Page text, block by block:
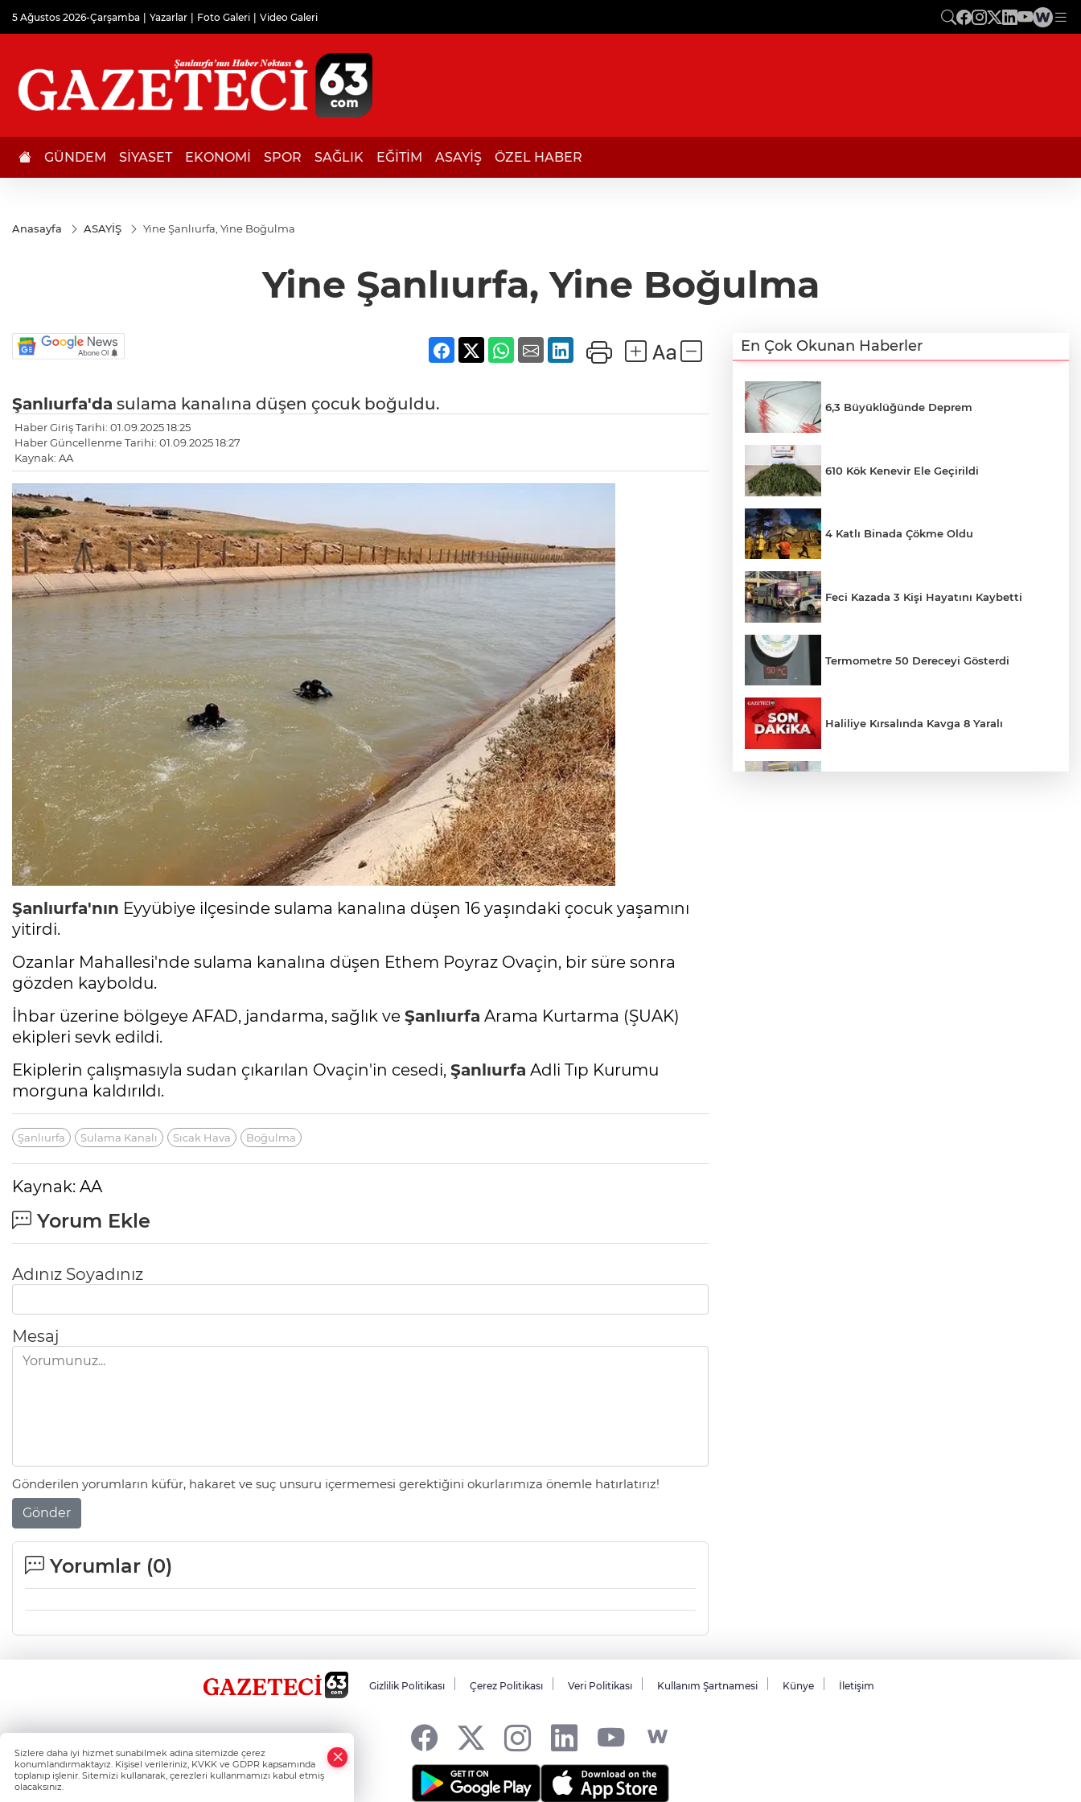
5 Ağustos 2026-Çarşamba Yazarlar Foto Galeri Video Galeri
GÜNDEM SİYASET EKONOMİ SPOR SAĞLIK EĞİTİM ASAYİŞ ÖZEL HABER
Anasayfa ASAYİŞ Yine Şanlıurfa, Yine Boğulma
Yine Şanlıurfa, Yine Boğulma
Şanlıurfa'da sulama kanalına düşen çocuk boğuldu.
Haber Giriş Tarihi: 01.09.2025 18:25
Haber Güncellenme Tarihi: 01.09.2025 18:27
Kaynak: AA
Şanlıurfa'nın Eyyübiye ilçesinde sulama kanalına düşen 16 yaşındaki çocuk yaşamını
yitirdi.
Ozanlar Mahallesi'nde sulama kanalına düşen Ethem Poyraz Ovaçin, bir süre sonra
gözden kayboldu.
İhbar üzerine bölgeye AFAD, jandarma, sağlık ve Şanlıurfa Arama Kurtarma (ŞUAK)
ekipleri sevk edildi.
Ekiplerin çalışmasıyla sudan çıkarılan Ovaçin'in cesedi, Şanlıurfa Adli Tıp Kurumu
morguna kaldırıldı.
Şanlıurfa Sulama Kanalı Sıcak Hava Boğulma
Kaynak: AA
Yorum Ekle
Adınız Soyadınız
Mesaj
Gönderilen yorumların küfür, hakaret ve suç unsuru içermemesi gerektiğini okurlarımıza önemle hatırlatırız!
Gönder
Yorumlar (0)
En Çok Okunan Haberler
6,3 Büyüklüğünde Deprem
610 Kök Kenevir Ele Geçirildi
4 Katlı Binada Çökme Oldu
Feci Kazada 3 Kişi Hayatını Kaybetti
Termometre 50 Dereceyi Gösterdi
Haliliye Kırsalında Kavga 8 Yaralı
Gizlilik Politikası Çerez Politikası Veri Politikası Kullanım Şartnamesi Künye İletişim
Sizlere daha iyi hizmet sunabilmek adına sitemizde çerez
konumlandırmaktayız. Kişisel verileriniz, KVKK ve GDPR kapsamında
toplanıp işlenir. Sitemizi kullanarak, çerezleri kullanmamızı kabul etmiş
olacaksınız.
Whatsapp